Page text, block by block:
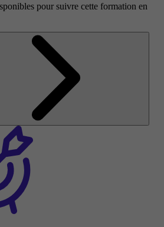
pour suivre cette formation en